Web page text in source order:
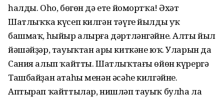
һалды. Оһо, бөгөн дә ете йомортҡа! Әхәт
Шатлыҡҡа күсеп килгән тәүге йылды уҡ
башмаҡ, һыйыр алырға дәртләнгәйне. Алты йыл
йәшәйҙәр, тауыҡтан ары киткәне юҡ. Уларын да
Сания алып ҡайтты. Шатлыҡтағы өйөн күрергә
Ташбайҙан атаһы менән әсәһе килгәйне.
Аптырап ҡайттылар, нишләп тауыҡ булһа ла